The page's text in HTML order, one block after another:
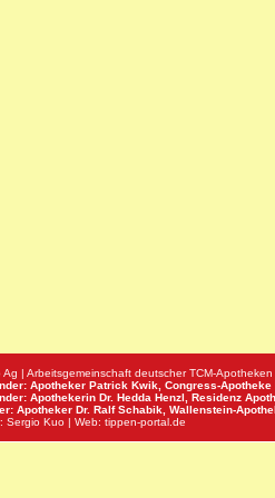
Ag | Arbeitsgemeinschaft deutscher TCM-Apotheken
Apotheker Patrick Kwik, Congress-Apotheke
Apothekerin Dr. Hedda Henzl, Residenz
Apotheker Dr. Ralf Schabik, Wallenstein-
Sergio Kuo | Web: tippen-portal.de